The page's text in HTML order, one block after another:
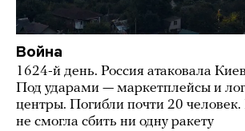
Война
1624-й день. Россия атаковала
Под ударами — маркетплейсы и
центры. Погибли почти 20
не смогла сбить ни одну ракету